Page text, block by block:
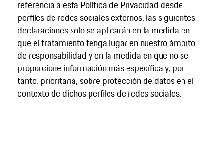
referencia a esta Política de Privacidad desde
perfiles de redes sociales externos, las siguientes
declaraciones solo se aplicarán en la medida en
que el tratamiento tenga lugar en nuestro ámbito
de responsabilidad y en la medida en que no se
proporcione información más específica y, por
tanto, prioritaria, sobre protección de datos en el
contexto de dichos perfiles de redes sociales.